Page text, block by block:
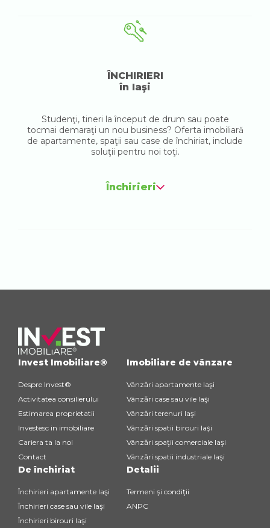
ÎNCHIRIERI
în Iaşi
Studenţi, tineri la început de drum sau poate
tocmai demaraţi un nou business? Oferta imobiliară
de apartamente, spaţii sau case de închiriat, include
soluţii pentru noi toţi.
Închirieri
Invest Imobiliare®
Despre Invest®
Activitatea consilierului
Estimarea proprietatii
Investesc in imobiliare
Cariera ta la noi
Contact
Imobiliare de vânzare
Vânzări apartamente Iaşi
Vânzări case sau vile Iaşi
Vânzări terenuri Iaşi
Vânzări spatii birouri Iaşi
Vânzări spaţii comerciale Iaşi
Vânzări spatii industriale Iaşi
De închiriat
Închirieri apartamente Iaşi
Închirieri case sau vile Iaşi
Închirieri birouri Iaşi
Detalii
Termeni şi condiţii
ANPC